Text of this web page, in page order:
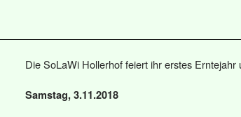
Die SoLaWi Hollerhof feiert ihr erstes Erntejahr
Samstag, 3.11.2018